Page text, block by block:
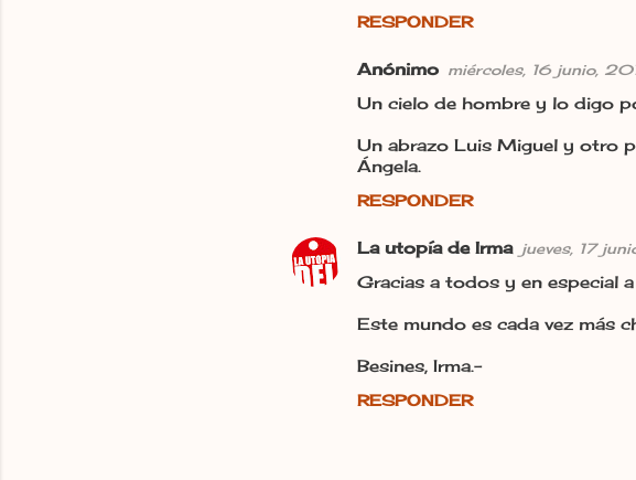
RESPONDER
Anónimo miércoles, 16 junio,
Un cielo de hombre y lo digo
Un abrazo Luis Miguel y otro
Ángela.
RESPONDER
La utopía de Irma jueves, 17
Gracias a todos y en especial
Este mundo es cada vez más
Besines, Irma.-
RESPONDER